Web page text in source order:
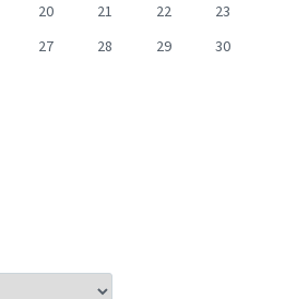
20 21 22
23
27 28 29
30